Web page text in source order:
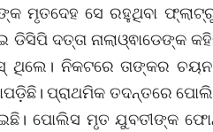
ମୃତଦେହ ସେ ରହୁଥିବା
ଦତ୍ତା ନାଲାଓ୍ଵାଡେଙ୍କ
ଥିଲେ। ନିକଟରେ ତାଙ୍କର ଚୟନ
ପ୍ରାଥମିକ ତଦନ୍ତରେ
ପୋଲିସ ମୃତ ଯୁବତୀଙ୍କ